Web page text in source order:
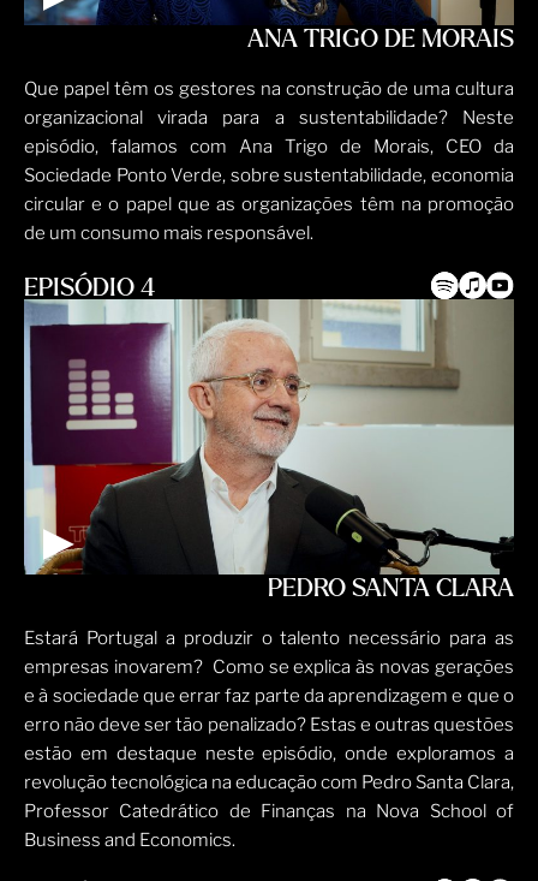
ANA TRIGO DE MORAIS
Que papel têm os gestores na construção de uma cultura
organizacional virada para a sustentabilidade? Neste
episódio, falamos com Ana Trigo de Morais, CEO da
Sociedade Ponto Verde, sobre sustentabilidade, economia
circular e o papel que as organizações têm na promoção
de um consumo mais responsável.
EPISÓDIO 4
PEDRO SANTA CLARA
Estará Portugal a produzir o talento necessário para as
empresas inovarem? Como se explica às novas gerações
e à sociedade que errar faz parte da aprendizagem e que o
erro não deve ser tão penalizado? Estas e outras questões
estão em destaque neste episódio, onde exploramos a
revolução tecnológica na educação com Pedro Santa Clara,
Professor Catedrático de Finanças na Nova School of
Business and Economics.